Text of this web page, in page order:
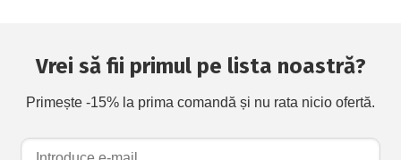
Vrei să fii primul pe lista noastră?
Primește -15% la prima comandă și nu rata nicio ofertă.